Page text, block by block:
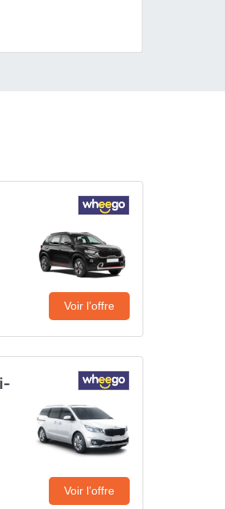
Voir l’offre
Voir l’offre